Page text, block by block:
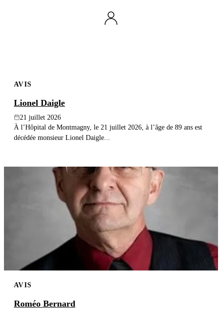
AVIS
Lionel Daigle
21 juillet 2026
À l’Hôpital de Montmagny, le 21 juillet 2026, à l’âge de 89 ans est
décédée monsieur Lionel Daigle...
AVIS
Roméo Bernard